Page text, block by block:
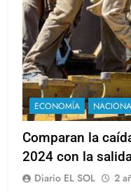
ECONOMÍA
Comparan la
2024 con la
Diario EL SOL 2